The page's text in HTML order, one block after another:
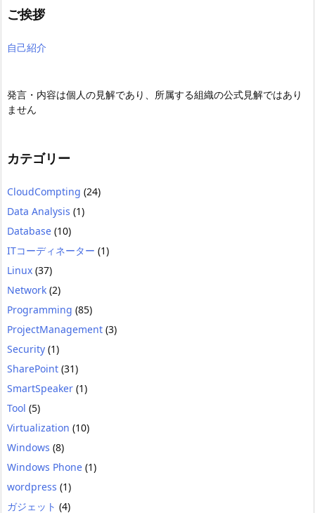
ご挨拶
自己紹介
発言・内容は個人の見解であり、所属する組織の公式見解ではあり
ません
カテゴリー
CloudCompting (24)
Data Analysis (1)
Database (10)
ITコーディネーター (1)
Linux (37)
Network (2)
Programming (85)
ProjectManagement (3)
Security (1)
SharePoint (31)
SmartSpeaker (1)
Tool (5)
Virtualization (10)
Windows (8)
Windows Phone (1)
wordpress (1)
ガジェット (4)